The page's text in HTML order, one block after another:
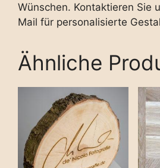
Wünschen. Kontaktieren Sie
Mail für personalisierte
Ähnliche